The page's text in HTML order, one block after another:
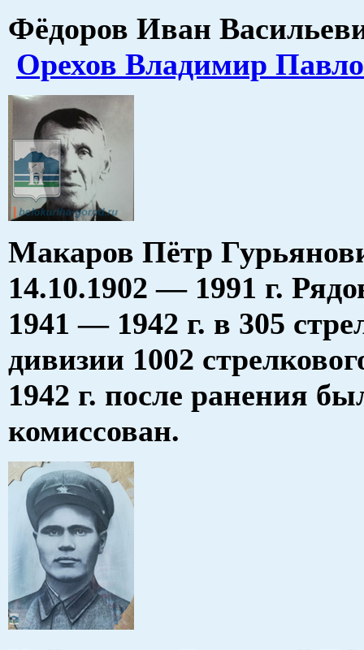
Фёдоров Иван
Орехов Владимир
Макаров Пётр
14.10.1902 — 1991 г.
1941 — 1942 г. в 305
дивизии 1002
1942 г. после ранения
комиссован.